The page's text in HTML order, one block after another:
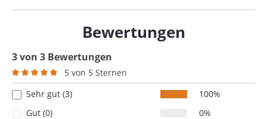
Bewertungen
3 von 3 Bewertungen
Durchschnittliche Bewertung von 5 von 5 Sternen
5 von 5 Sternen
Sehr gut (3)
100%
Gut (0)
0%